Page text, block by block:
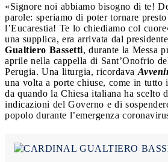
«Signore noi abbiamo bisogno di te!
parole: speriamo di poter tornare
l’Eucarestia! Te lo chiediamo col
una supplica, era arrivata dal
Gualtiero Bassetti, durante la Messa
aprile nella cappella di Sant’Onofrio
Perugia. Una liturgia, ricordava
una volta a porte chiuse, come in tutto
da quando la Chiesa italiana ha scelto
indicazioni del Governo e di
popolo durante l’emergenza